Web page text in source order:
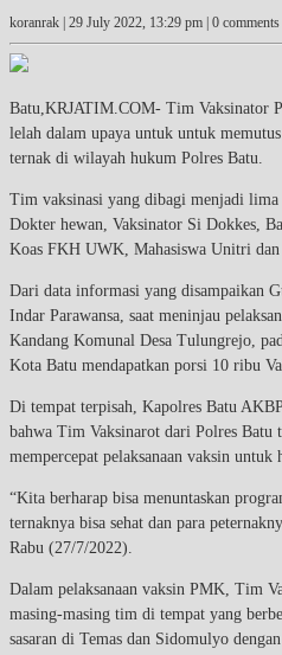
koranrak | 29 July 2022, 13:29 pm | 0
Batu,KRJATIM.COM- Tim Vaksinator
lelah dalam upaya untuk untuk
ternak di wilayah hukum Polres Batu.
Tim vaksinasi yang dibagi menjadi
Dokter hewan, Vaksinator Si Dokkes,
Koas FKH UWK, Mahasiswa Unitri dan
Dari data informasi yang disampaikan
Indar Parawansa, saat meninjau
Kandang Komunal Desa Tulungrejo,
Kota Batu mendapatkan porsi 10 ribu
Di tempat terpisah, Kapolres Batu
bahwa Tim Vaksinarot dari Polres Batu
mempercepat pelaksanaan vaksin
“Kita berharap bisa menuntaskan
ternaknya bisa sehat dan para
Rabu (27/7/2022).
Dalam pelaksanaan vaksin PMK, Tim
masing-masing tim di tempat yang
sasaran di Temas dan Sidomulyo